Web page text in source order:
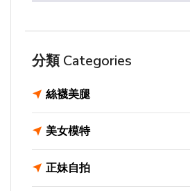
分類 Categories
絲襪美腿
美女模特
正妹自拍